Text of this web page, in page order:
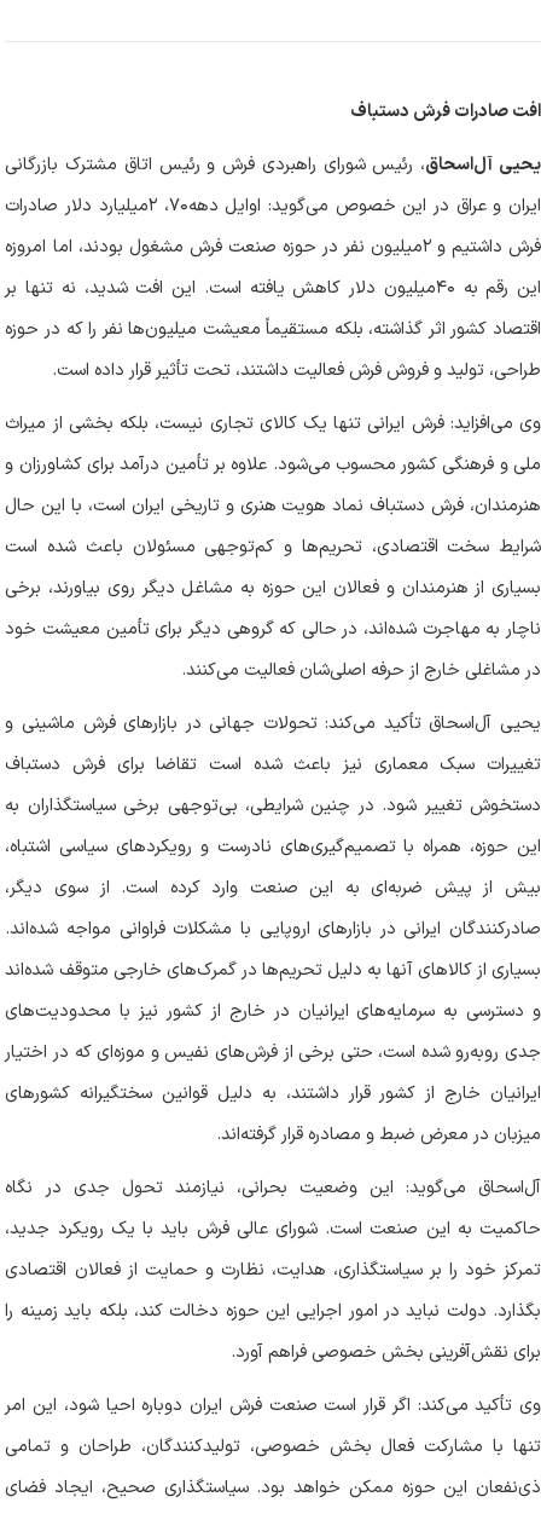
افت صادرات فرش دستباف
یحیی آل‌اسحاق، رئیس شورای راهبردی فرش و رئیس اتاق مشترک بازرگانی
ایران و عراق در این خصوص می‌گوید: اوایل دهه۷۰، ۲میلیارد دلار صادرات
فرش داشتیم و ۲میلیون نفر در حوزه صنعت فرش مشغول بودند، اما امروزه
این رقم به ۴۰‌میلیون دلار کاهش یافته است. این افت شدید، نه تنها بر
اقتصاد کشور اثر گذاشته، بلکه مستقیماً معیشت میلیون‌ها نفر را که در حوزه
طراحی، تولید و فروش فرش فعالیت داشتند، تحت تأثیر قرار داده است.
وی می‌افزاید: فرش ایرانی تنها یک کالای تجاری نیست، بلکه بخشی از میراث
ملی و فرهنگی کشور محسوب می‌شود. علاوه بر تأمین درآمد برای کشاورزان و
هنرمندان، فرش دستباف نماد هویت هنری و تاریخی ایران است، با این حال
شرایط سخت اقتصادی، تحریم‌ها و کم‌توجهی مسئولان باعث شده است
بسیاری از هنرمندان و فعالان این حوزه به مشاغل دیگر روی بیاورند، برخی
ناچار به مهاجرت شده‌اند، در حالی که گروهی دیگر برای تأمین معیشت خود
در مشاغلی خارج از حرفه اصلی‌شان فعالیت می‌کنند.
یحیی آل‌اسحاق تأکید می‌کند: تحولات جهانی در بازار‌های فرش ماشینی و
تغییرات سبک معماری نیز باعث شده است تقاضا برای فرش دستباف
دستخوش تغییر شود. در چنین شرایطی، بی‌توجهی برخی سیاستگذاران به
این حوزه، همراه با تصمیم‌گیری‌های نادرست و رویکرد‌های سیاسی اشتباه،
بیش از پیش ضربه‌ای به این صنعت وارد کرده است. از سوی دیگر،
صادرکنندگان ایرانی در بازار‌های اروپایی با مشکلات فراوانی مواجه شده‌اند.
بسیاری از کالا‌های آنها به دلیل تحریم‌ها در گمرک‌های خارجی متوقف شده‌اند
و دسترسی به سرمایه‌های ایرانیان در خارج از کشور نیز با محدودیت‌های
جدی روبه‌رو شده است، حتی برخی از فرش‌های نفیس و موزه‌ای که در اختیار
ایرانیان خارج از کشور قرار داشتند، به دلیل قوانین سختگیرانه کشور‌های
میزبان در معرض ضبط و مصادره قرار گرفته‌اند.
آل‌اسحاق می‌گوید: این وضعیت بحرانی، نیازمند تحول جدی در نگاه
حاکمیت به این صنعت است. شورای عالی فرش باید با یک رویکرد جدید،
تمرکز خود را بر سیاستگذاری، هدایت، نظارت و حمایت از فعالان اقتصادی
بگذارد. دولت نباید در امور اجرایی این حوزه دخالت کند، بلکه باید زمینه را
برای نقش‌آفرینی بخش خصوصی فراهم آورد.
وی تأکید می‌کند: اگر قرار است صنعت فرش ایران دوباره احیا شود، این امر
تنها با مشارکت فعال بخش خصوصی، تولیدکنندگان، طراحان و تمامی
ذی‌نفعان این حوزه ممکن خواهد بود. سیاستگذاری صحیح، ایجاد فضای